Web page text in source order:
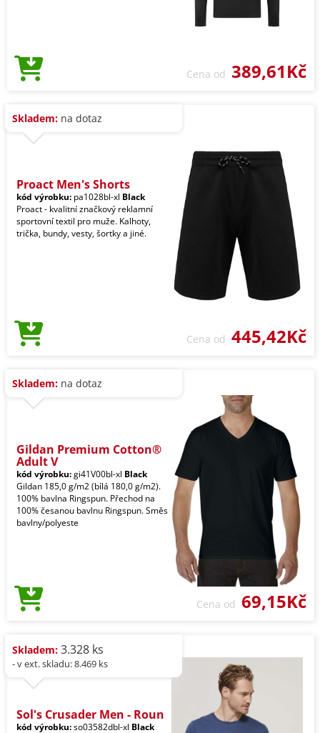
Cena od 389,61Kč
Skladem: na dotaz
Proact Men's Shorts
kód výrobku: pa1028bl-xl Black
Proact - kvalitní značkový reklamní
sportovní textil pro muže. Kalhoty,
trička, bundy, vesty, šortky a jiné.
Cena od 445,42Kč
Skladem: na dotaz
Gildan Premium Cotton®
Adult V
kód výrobku:gi41V00bl-xl Black
Gildan 185,0 g/m2 (bílá 180,0 g/m2).
100% bavlna Ringspun. Přechod na
100% česanou bavlnu Ringspun. Směs
bavlny/polyeste
Cena od 69,15Kč
Skladem: 3.328 ks
- v ext. skladu: 8.469 ks
Sol's Crusader Men - Roun
kód výrobku:so03582dbl-xl Black